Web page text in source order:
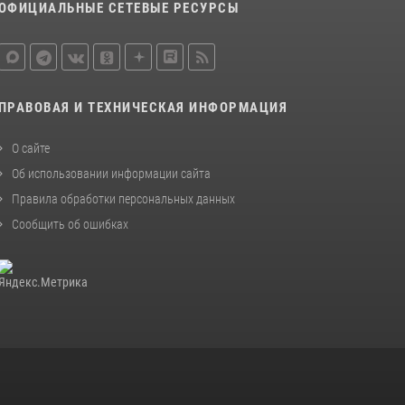
30 июля 2026, 08:00 1
В Росгвардии прошла военно-научная
конференция по обобщению боевого опыта
08 июля 2026, 07:01
СЕТЕВЫЕ РЕСУРСЫ
ПРАВОВАЯ И ТЕХНИЧЕСКАЯ ИНФОРМАЦИЯ
О сайте
Об использовании информации сайта
Правила обработки персональных данных
Сообщить об ошибках